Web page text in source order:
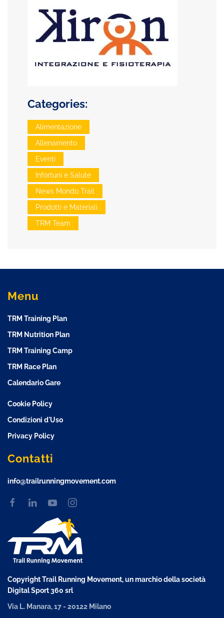
Categories:
Alimentazione
Allenamento
Eventi
Infortuni e Salute
News Mondo Trail
Prodotti e Materiali
TRM Team
Menu
TRM Training Plan
TRM Nutrition Plan
TRM Training Camp
TRM Race Plan
Calendario Gare
Cookie Policy
Condizioni d'Uso
Privacy Policy
Contatti
info@trailrunningmovement.com
Copyright Trail Running Movement, un marchio della società
Digital Sport 360 srl
Via L. Manara, 17 - 20122 Milano